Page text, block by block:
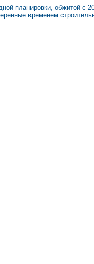
планировки, обжитой
временем